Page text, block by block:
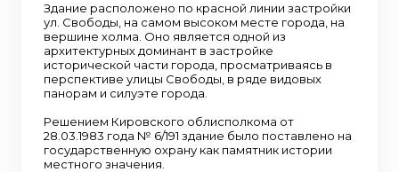
Здание расположено по красной линии застройки
ул. Свободы, на самом высоком месте города, на
вершине холма. Оно является одной из
архитектурных доминант в застройке
исторической части города, просматриваясь в
перспективе улицы Свободы, в ряде видовых
панорам и силуэте города.
Решением Кировского облисполкома от
28.03.1983 года № 6/191 здание было поставлено на
государственную охрану как памятник истории
местного значения.